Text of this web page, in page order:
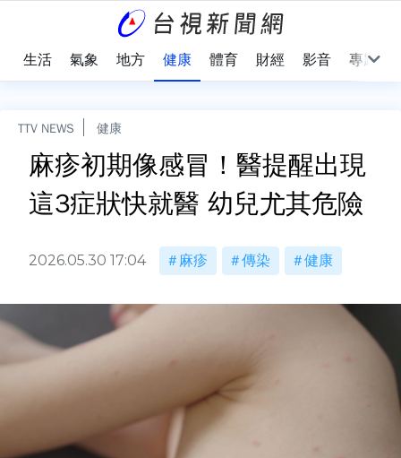
生活 氣象 地方 健康 體育 財經 影音 專題
TTV NEWS 健康
麻疹初期像感冒！醫提醒出現
這3症狀快就醫 幼兒尤其危險
2026.05.30 17:04 麻疹 傳染 健康